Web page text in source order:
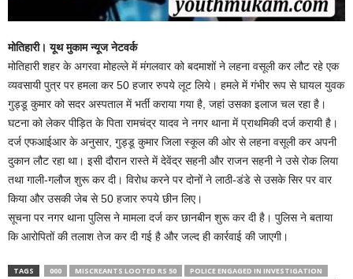
मोतिहारी। यूथ मुकाम न्यूज नेटवर्क
मोतिहारी शहर के अगरवा मोहल्ले में मंगलवार को बदमाशों ने लहना वसूली कर लौट रहे एक
व्यवसायी पुत्र पर हमला कर 50 हजार रुपये लूट लिये। हमले में गंभीर रूप से घायल युवक
गुड्डू कुमार को सदर अस्पताल में भर्ती कराया गया है, जहां उसका इलाज चल रहा है।
घटना को लेकर पीड़ित के पिता रामचंद्र यादव ने नगर थाना में प्राथमिकी दर्ज करायी है।
दर्ज एफआईआर के अनुसार, गुड्डू कुमार जिला स्कूल की ओर से लहना वसूली कर अपनी
दुकान लौट रहा था। इसी दौरान रास्ते में देवेंद्र सहनी और राजन सहनी ने उसे रोक लिया
तथा गाली-गलौज शुरू कर दी। विरोध करने पर दोनों ने लाठी-डंडे से उसके सिर पर वार
किया और उसकी जेब से 50 हजार रुपये छीन लिए।
सूचना पर नगर थाना पुलिस ने मामला दर्ज कर छानबीन शुरू कर दी है। पुलिस ने बताया
कि आरोपितों की तलाश तेज कर दी गई है और जल्द ही कार्रवाई की जाएगी।
TAGS 000 MISCREANTS LOOTED RS 50
POLICE ENGAGED IN INVESTIGATION